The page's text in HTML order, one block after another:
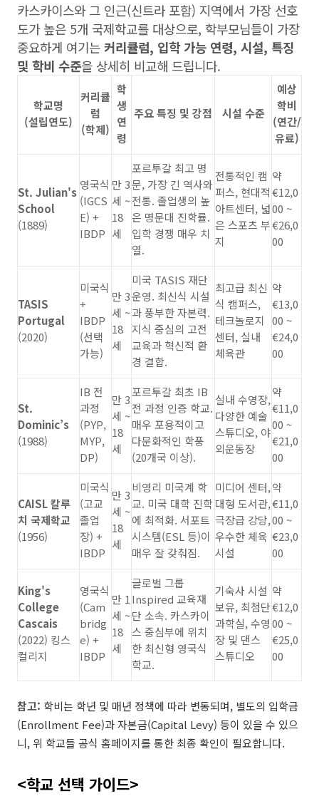
카스카이스와 그 인근(신트라 포함) 지역에서 가장 선호
도가 높은 5개 국제학교를 대상으로, 학부모님들이 가장
중요하게 여기는커리큘럼, 입학 가능 연령, 시설, 특징
및 학비 수준을 상세히 비교해 드립니다.
학교명
(설립연도)
커리큘
럼
(학제)
학
생
연
령
주요 특징 및 강점 시설 수준
예상
학비
(연간/
유료)
St. Julian's
School
(1889)
영국식
(IGCS
E) +
IBDP
만 3
세 ~
18
세
포르투갈 최고 명
문, 가장 긴 역사와
전통. 졸업생의 높
은 명문대 진학률.
입학 경쟁 매우 치
열.
전통적인 캠
퍼스, 현대적
아트센터, 넓
은 스포츠 부
지
약
€12,0
00 ~
€26,0
00
TASIS
Portugal
(2020)
미국식
+
IBDP
(선택
가능)
만 3
세 ~
18
세
미국 TASIS 재단
운영. 최신식 시설
과 풍부한 자본력.
지식 중심의 고전
교육과 혁신적 환
경 결합.
최고급 최신
식 캠퍼스,
테크놀로지
센터, 실내
체육관
약
€13,0
00 ~
€24,0
00
St.
Dominic’s
(1988)
IB 전
과정
(PYP,
MYP,
DP)
만 3
세 ~
18
세
포르투갈 최초 IB
전 과정 인증 학교.
매우 포용적이고
다문화적인 학풍
(20개국 이상).
실내 수영장,
다양한 예술
스튜디오, 야
외운동장
약
€11,0
00 ~
€21,0
00
CAISL 칼루
치 국제학교
(1956)
미국식
(고교
졸업
장) +
IBDP
만 3
세 ~
18
세
비영리 미국계 학
교. 미국 대학 진학
에 최적화. 서포트
시스템(ESL 등)이
매우 잘 갖춰짐.
미디어 센터,
대형 도서관,
극장급 강당,
우수한 체육
시설
약
€11,0
00 ~
€23,0
00
King's
College
Cascais
(2022) 킹스
컬리지
영국식
(Cam
bridg
e) +
IBDP
만 1
세 ~
18
세
글로벌 그룹
Inspired 교육재
단 소속. 카스카이
스 중심부에 위치
한 최신형 영국식
학교.
기숙사 시설
보유, 최첨단
과학실, 수영
장 및 댄스
스튜디오
약
€12,0
00 ~
€25,0
00
참고: 학비는 학년 및 매년 정책에 따라 변동되며, 별도의 입학금
(Enrollment Fee)과 자본금(Capital Levy) 등이 있을 수 있으
니, 위 학교들 공식 홈페이지를 통한 최종 확인이 필요합니다.
<학교 선택 가이드>